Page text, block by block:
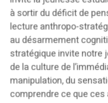
à sortir du déficit de
lecture anthropo-
au désarmement
stratégique invite notre
de la culture de
manipulation, du
comprendre ce que